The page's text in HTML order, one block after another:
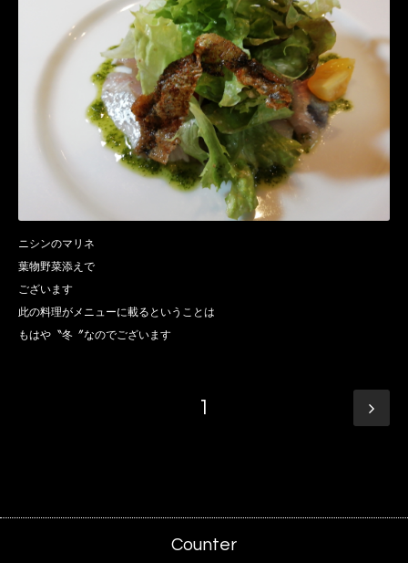
ニシンのマリネ
葉物野菜添えで
ございます
此の料理がメニューに載るということは
もはや〝冬〞なのでございます
1
Counter